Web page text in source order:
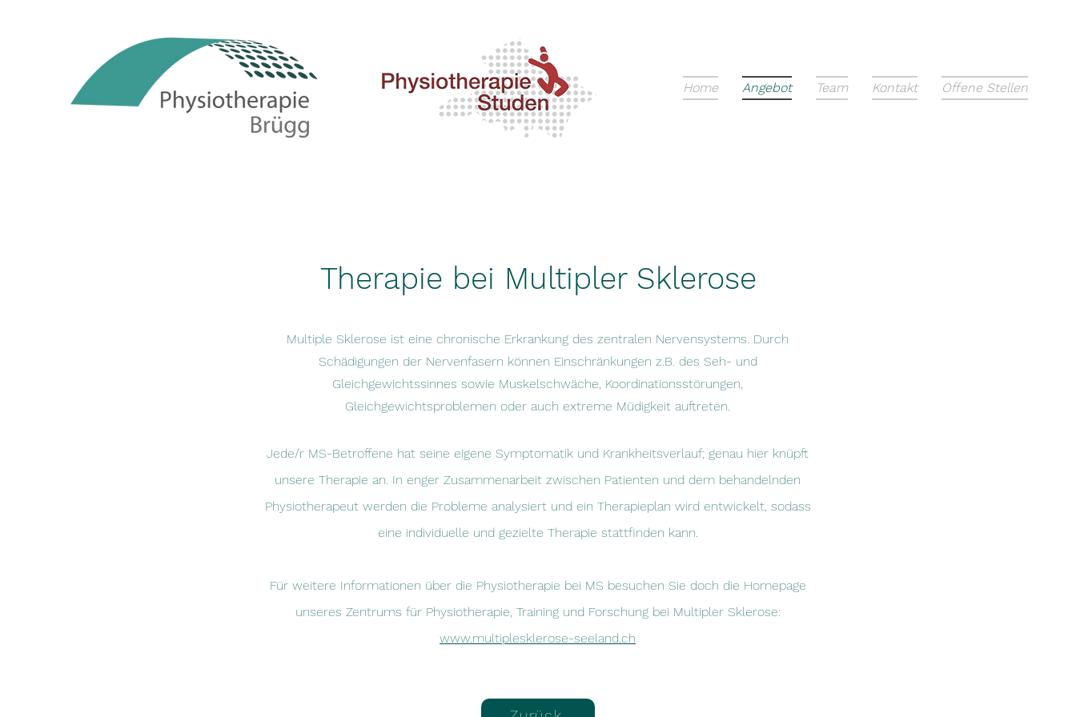
Home Angebot Team Kontakt Offene Stellen
Therapie bei Multipler Sklerose
Multiple Sklerose ist eine chronische Erkrankung des zentralen Nervensystems. Durch
Schädigungen der Nervenfasern können Einschränkungen z.B. des Seh- und
Gleichgewichtssinnes sowie Muskelschwäche, Koordinationsstörungen,
Gleichgewichtsproblemen oder auch extreme Müdigkeit auftreten.
Jede/r MS-Betroffene hat seine eigene Symptomatik und Krankheitsverlauf; genau hier knüpft
unsere Therapie an. In enger Zusammenarbeit zwischen Patienten und dem behandelnden
Physiotherapeut werden die Probleme analysiert und ein Therapieplan wird entwickelt, sodass
eine individuelle und gezielte Therapie stattfinden kann.
Für weitere Informationen über die Physiotherapie bei MS besuchen Sie doch die Homepage
unseres Zentrums für Physiotherapie, Training und Forschung bei Multipler Sklerose:
www.multiplesklerose-seeland.ch